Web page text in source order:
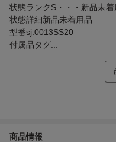
状態ランクS・・・新品未着
状態詳細新品未着用品
型番sj.0013SS20
付属品タグ...
商品情報